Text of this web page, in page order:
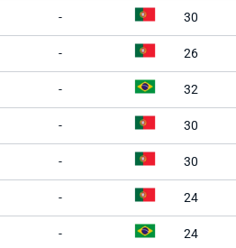
- 30
- 26
- 32
- 30
- 30
- 24
- 24